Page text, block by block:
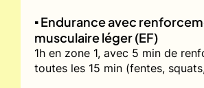
▪️ Endurance avec
musculaire léger (EF)
1h en zone 1, avec 5 min de
toutes les 15 min (fentes,